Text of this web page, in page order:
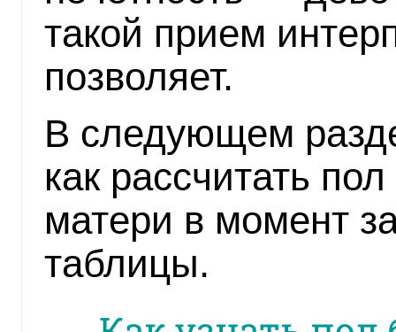
такой прием
позволяет.
В следующем
как рассчитать
матери в момент
таблицы.